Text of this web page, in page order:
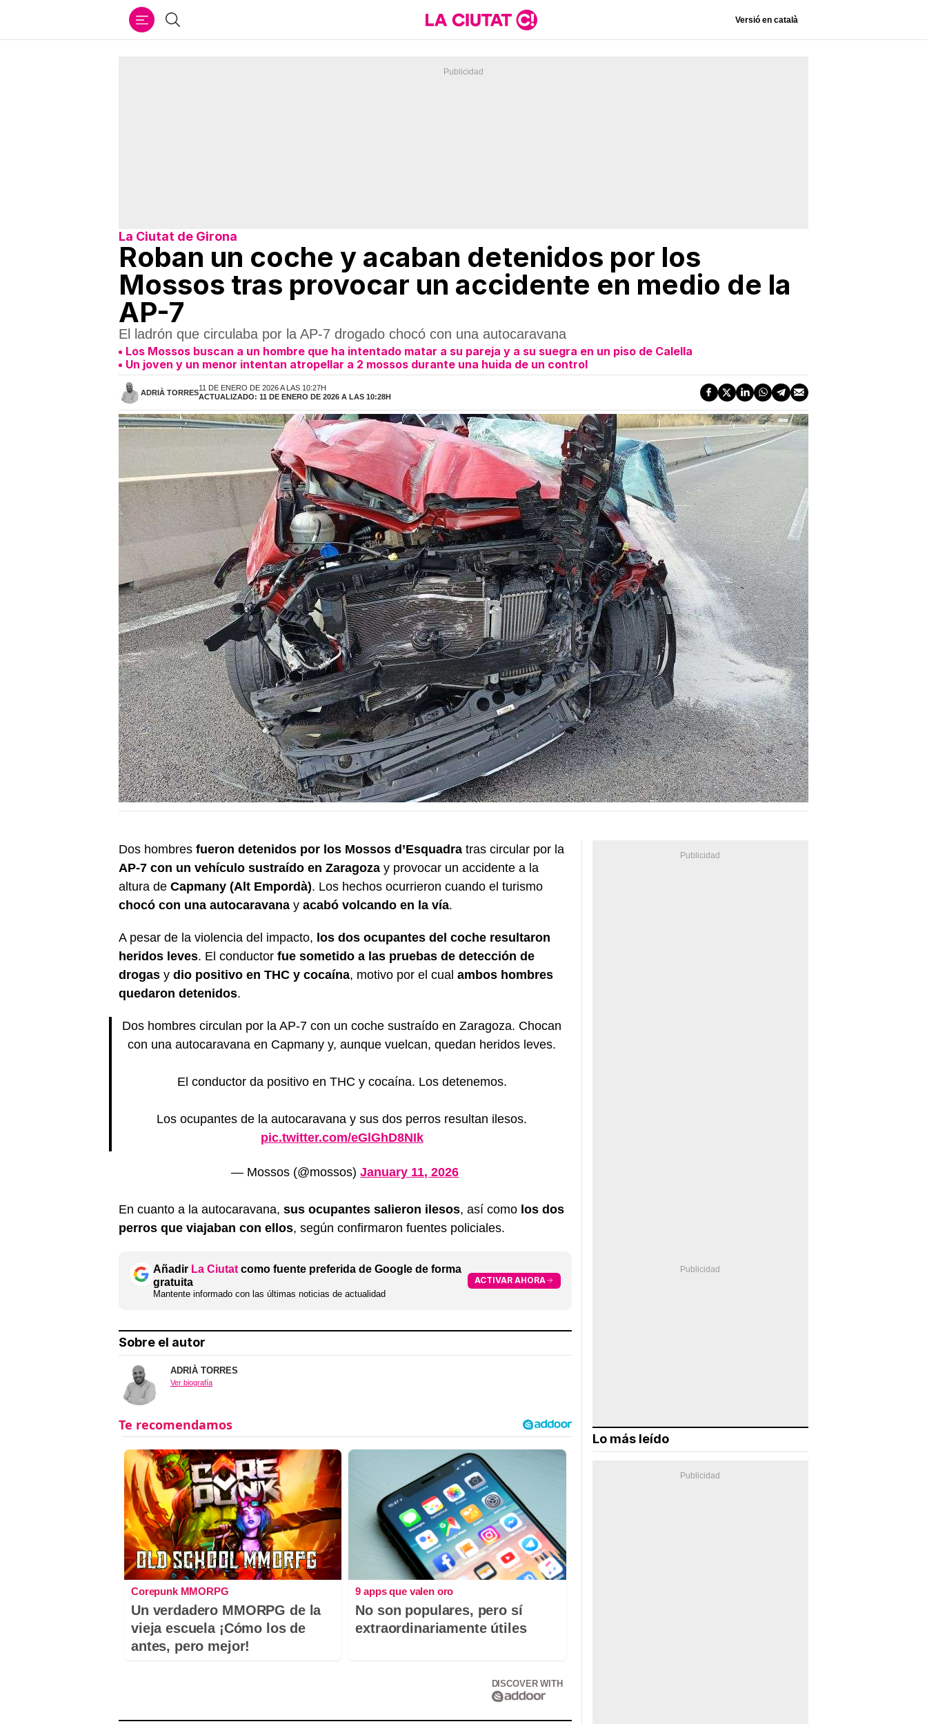
Buscar Versió en català
La Ciutat de Girona
Roban un coche y acaban detenidos por los
Mossos tras provocar un accidente en medio de la
AP-7
El ladrón que circulaba por la AP-7 drogado chocó con una autocaravana
Los Mossos buscan a un hombre que ha intentado matar a su pareja y a su suegra en un piso de Calella
Un joven y un menor intentan atropellar a 2 mossos durante una huida de un control
ADRIÀ TORRES
11 DE ENERO DE 2026 A LAS 10:27H
ACTUALIZADO: 11 DE ENERO DE 2026 A LAS 10:28H
Dos hombres fueron detenidos por los Mossos d’Esquadra tras circular por la
AP-7 con un vehículo sustraído en Zaragoza y provocar un accidente a la
altura de Capmany (Alt Empordà). Los hechos ocurrieron cuando el turismo
chocó con una autocaravana y acabó volcando en la vía.
A pesar de la violencia del impacto, los dos ocupantes del coche resultaron
heridos leves. El conductor fue sometido a las pruebas de detección de
drogas y dio positivo en THC y cocaína, motivo por el cual ambos hombres
quedaron detenidos.
Dos hombres circulan por la AP-7 con un coche sustraído en Zaragoza. Chocan
con una autocaravana en Capmany y, aunque vuelcan, quedan heridos leves.
El conductor da positivo en THC y cocaína. Los detenemos.
Los ocupantes de la autocaravana y sus dos perros resultan ilesos.
pic.twitter.com/eGlGhD8NIk
— Mossos (@mossos)January 11, 2026
En cuanto a la autocaravana, sus ocupantes salieron ilesos, así como los dos
perros que viajaban con ellos, según confirmaron fuentes policiales.
Añadir La Ciutat como fuente preferida de Google de forma
gratuita
Mantente informado con las últimas noticias de actualidad
ACTIVAR AHORA
Sobre el autor
ADRIÀ TORRES
Ver biografía
Corepunk MMORPG
Un verdadero MMORPG de la
vieja escuela ¡Cómo los de
antes, pero mejor!
9 apps que valen oro
No son populares, pero sí
extraordinariamente útiles
DISCOVER WITH
Lo más leído